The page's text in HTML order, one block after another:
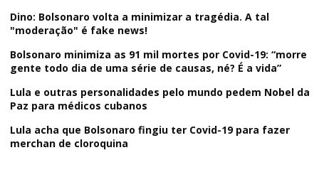
Dino: Bolsonaro volta a minimizar a tragédia. A tal
"moderação" é fake news!
Bolsonaro minimiza as 91 mil mortes por Covid-19: “morre
gente todo dia de uma série de causas, né? É a vida”
Lula e outras personalidades pelo mundo pedem Nobel da
Paz para médicos cubanos
Lula acha que Bolsonaro fingiu ter Covid-19 para fazer
merchan de cloroquina